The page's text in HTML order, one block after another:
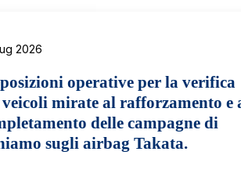
2026
operative per la verifica
mirate al rafforzamento e
delle campagne di
sugli airbag Takata.